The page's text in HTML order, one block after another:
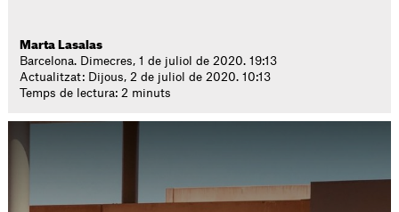
Marta Lasalas
Barcelona. Dimecres, 1 de juliol de 2020. 19:13
Actualitzat: Dijous, 2 de juliol de 2020. 10:13
Temps de lectura: 2 minuts